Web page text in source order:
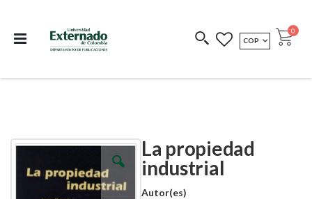
COEDICIONES REDIMIR CÓDIGO
MONEDA
COP Cart
0
La propiedad
industrial
Autor(es)
Skip
Skip
beginning